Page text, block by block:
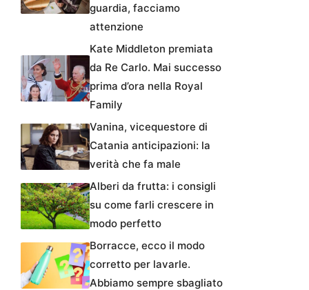
guardia, facciamo
attenzione
Kate Middleton premiata
da Re Carlo. Mai successo
prima d’ora nella Royal
Family
Vanina, vicequestore di
Catania anticipazioni: la
verità che fa male
Alberi da frutta: i consigli
su come farli crescere in
modo perfetto
Borracce, ecco il modo
corretto per lavarle.
Abbiamo sempre sbagliato